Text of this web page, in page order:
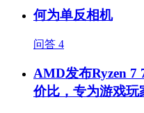
何为单反相机
问答 4
AMD发布Ryzen 7
价比，专为游戏玩